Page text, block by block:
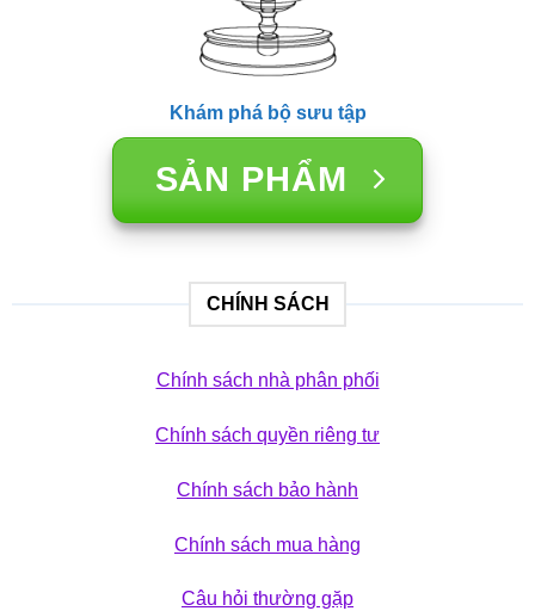
Khám phá bộ sưu tập
SẢN PHẨM
CHÍNH SÁCH
Chính sách nhà phân phối
Chính sách quyền riêng tư
Chính sách bảo hành
Chính sách mua hàng
Câu hỏi thường gặp